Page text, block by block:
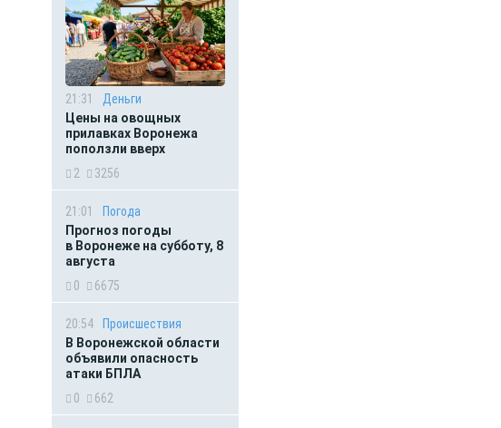
21:31
Деньги
Цены на овощных
прилавках Воронежа
поползли вверх
2
3256
21:01
Погода
Прогноз погоды
в Воронеже на субботу, 8
августа
0
6675
20:54
Происшествия
В Воронежской области
объявили опасность
атаки БПЛА
0
662